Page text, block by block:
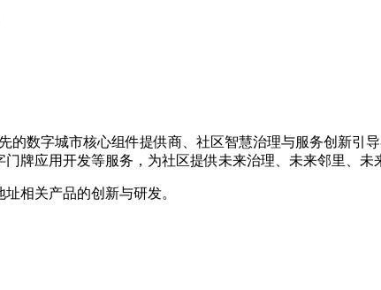
的数字城市核心组件提供商、社区智慧治理与服务创新引
牌应用开发等服务，为社区提供未来治理、未来邻里、未
相关产品的创新与研发。